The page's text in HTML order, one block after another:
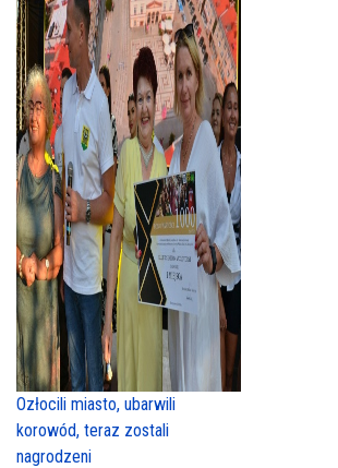
Ozłocili miasto, ubarwili
korowód, teraz zostali
nagrodzeni